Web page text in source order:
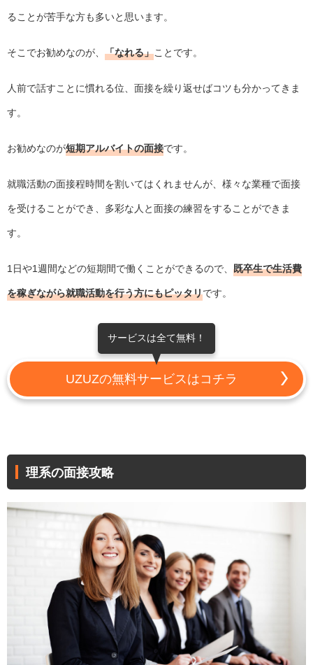
ることが苦手な方も多いと思います。
そこでお勧めなのが、 「なれる」ことです。
人前で話すことに慣れる位、面接を繰り返せばコツも分かってきま
す。
お勧めなのが短期アルバイトの面接です。
就職活動の面接程時間を割いてはくれませんが、様々な業種で面接
を受けることができ、多彩な人と面接の練習をすることができま
す。
1日や1週間などの短期間で働くことができるので、 既卒生で生活費
を稼ぎながら就職活動を行う方にもピッタリです。
サービスは全て無料！
UZUZの無料サービスはコチラ
理系の面接攻略